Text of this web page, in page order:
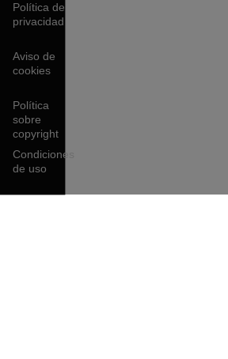
Política de
privacidad
Aviso de
cookies
Política
sobre
copyright
Condiciones
de uso